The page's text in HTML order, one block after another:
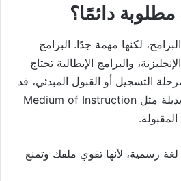
دائمًا؟
لكنها مهمة جدًا. البرامج
والبرامج الإيطالية تحتاج
مرحلة التسجيل أو القبول المبدئي، قد
ترفض الجامعة مستندات بديلة مثل Medium of Instruction
رسمية، لأنها تقوي ملفك وتمنع